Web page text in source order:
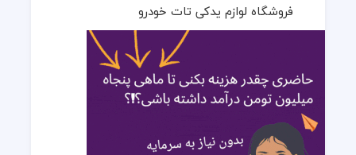
فروشگاه لوازم یدکی تات خودرو